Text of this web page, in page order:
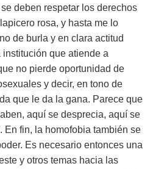
deben respetar los derechos
rosa, y hasta me lo
de burla y en clara actitud
que atiende a
no pierde oportunidad de
y decir, en tono de
que le da la gana. Parece que
aquí se desprecia, aquí se
En fin, la homofobia también se
Es necesario entonces una
y otros temas hacia las